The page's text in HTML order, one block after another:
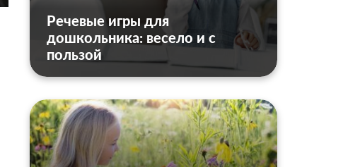
Речевые игры для
дошкольника: весело и с
пользой